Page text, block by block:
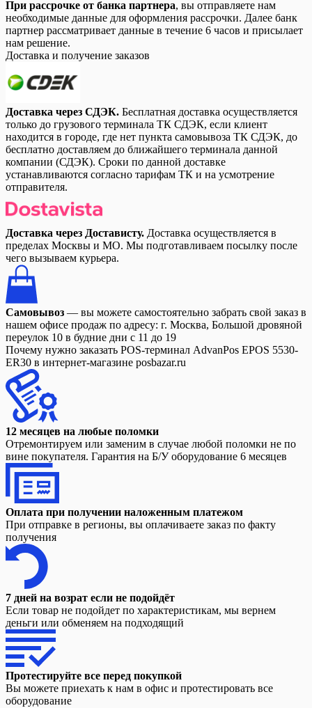
При рассрочке от банка партнера, вы отправляете нам
необходимые данные для оформления рассрочки. Далее банк
партнер рассматривает данные в течение 6 часов и присылает
нам решение.
Доставка и получение заказов
Доставка через СДЭК. Бесплатная доставка осуществляется
только до грузового терминала ТК СДЭК, если клиент
находится в городе, где нет пункта самовывоза ТК СДЭК, до
бесплатно доставляем до ближайшего терминала данной
компании (СДЭК). Сроки по данной доставке
устанавливаются согласно тарифам ТК и на усмотрение
отправителя.
Доставка через Достависту. Доставка осуществляется в
пределах Москвы и МО. Мы подготавливаем посылку после
чего вызываем курьера.
Самовывоз — вы можете самостоятельно забрать свой заказ в
нашем офисе продаж по адресу: г. Москва, Большой дровяной
переулок 10 в будние дни с 11 до 19
Почему нужно заказать POS-терминал AdvanPos EPOS 5530-
ER30 в интернет-магазине posbazar.ru
12 месяцев на любые поломки
Отремонтируем или заменим в случае любой поломки не по
вине покупателя. Гарантия на Б/У оборудование 6 месяцев
Оплата при получении наложенным платежом
При отправке в регионы, вы оплачиваете заказ по факту
получения
7 дней на возрат если не подойдёт
Если товар не подойдет по характеристикам, мы вернем
деньги или обменяем на подходящий
Протестируйте все перед покупкой
Вы можете приехать к нам в офис и протестировать все
оборудование